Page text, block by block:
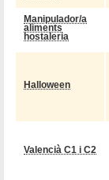
Manipulador/a
aliments
hostaleria
Halloween
Valencià C1 i C2